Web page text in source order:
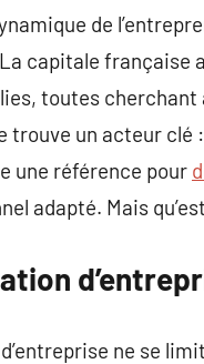
de
capitale française
toutes
trouve un acteur clé
une référence pour
adapté. Mais
ne se